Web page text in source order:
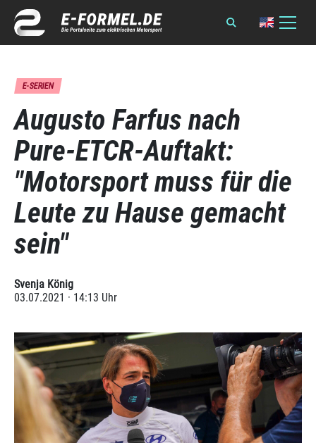
E-SERIEN
Augusto Farfus nach
Pure-ETCR-Auftakt:
"Motorsport muss für die
Leute zu Hause gemacht
sein"
Svenja König
03.07.2021 · 14:13 Uhr